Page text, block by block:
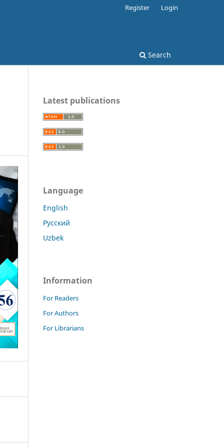
Search
Register Login
Latest publications
Language
English
Русский
Uzbek
Information
For Readers
For Authors
For Librarians